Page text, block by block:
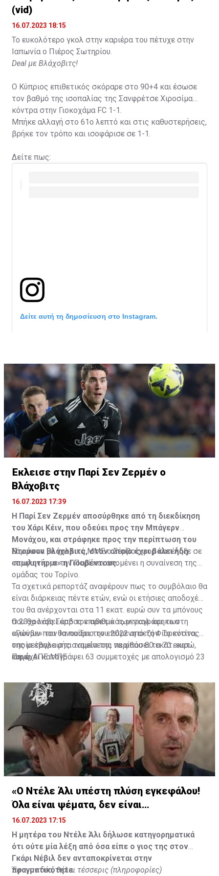
(vid)
16.07.2023 18:15
Το ευκολότερο γκολ στην καριέρα του πέτυχε στην
Ιαπωνία ο Πιέρος Σωτηρίου.
Deal με Βλάχοβιτς!
Ο Κύπριος επιθετικός σκόραρε στο 90+4 και έσωσε
τον βαθμό της ισοπαλίας της Σανφρέτσε Χιροσίμα
κόντρα στην Γιοκοχάμα FC 1-1.
Μπήκε αλλαγή στο 61ο λεπτό και στις καθυστερήσεις,
βρήκε τον τρόπο και ισοφάρισε σε 1-1.
Δείτε πως:
Δείτε αυτή τη δημοσίευση στο Instagram.
Έκλεισε στην Παρί Σεν Ζερμέν ο
Βλάχοβιτς
16.07.2023 17:39
Η Παρί Σεν Ζερμέν αποσύρθηκε από τη διεκδίκηση
του Χάρι Κέιν, που οδεύει προς την Μπάγερν
Μονάχου, και στράφηκε προς την περίπτωση του
Ντούσαν Βλάχοβιτς, στον οποίο έχει βάλει ήδη
«πωλητήριο» η Γιουβέντους.
Σύμφωνα με γαλλικά ΜΜΕ ο Σέρβος φορ κατέληξε σε
συμφωνία με την Παρί και απομένει η συναίνεση της
ομάδας του Τορίνο.
Τα σχετικά ρεπορτάζ αναφέρουν πως το συμβόλαιο θα
είναι διάρκειας πέντε ετών, ενώ οι ετήσιες αποδοχές
του θα ανέρχονται στα 11 εκατ. ευρώ συν τα μπόνους
που θα λάβει από τον αριθμό των γκολ και των
αγώνων που θα παίξει την επόμενη σεζόν. Το κόστος
της μεταγραφής αναμένεται να φθάσει τα 70 εκατ.
ευρώ.
Ο 23χρονος Σέρβος επιθετικός μεταγράφηκε στη
«Γιούβε» τον Ιανουάριο του 2022 από τη Φιορεντίνα, η
οποία έβαλε στα ταμεία της περίπου 80 εκατ. ευρώ,
και έχει καταγράψει 63 συμμετοχές με απολογισμό 23
Πηγή: ΑΠΕ ΜΠΕ
«Ο Ντέλε Άλι υπέστη πλύση εγκεφάλου!
Όλα είναι ψέματα, δεν είναι
υιοθετημένος»
16.07.2023 17:15
Η μητέρα του Ντέλε Άλι δήλωσε κατηγορηματικά
ότι ούτε μία λέξη από όσα είπε ο γιος της στον
Γκάρι Νέβιλ δεν ανταποκρίνεται στην
πραγματικότητα.
Έφυγαν δύο, θέλει τέσσερις (πληροφορίες)